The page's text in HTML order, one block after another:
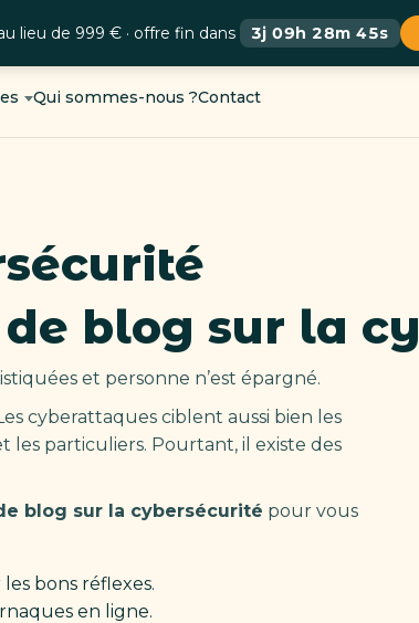
Qui sommes-nous ?Contact
blog sur la
et personne n’est épargné.
cyberattaques ciblent aussi bien les
les particuliers. Pourtant, il existe des
blog sur la cybersécurité pour vous
bons réflexes.
en ligne.
lieu de 999 € · offre fin dans 3j 09h 28m 44s